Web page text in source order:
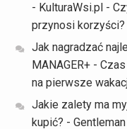
- KulturaWsi.pl -
przynosi korzyści?
Jak nagradzać
MANAGER+-
na pierwsze
Jakie zalety ma
kupić? -